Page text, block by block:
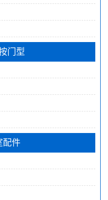
门型
配件